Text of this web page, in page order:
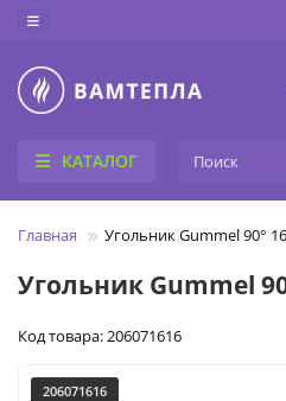
КАТАЛОГ
Главная Угольник Gummel 90°
Угольник Gummel
Код товара: 206071616
206071616